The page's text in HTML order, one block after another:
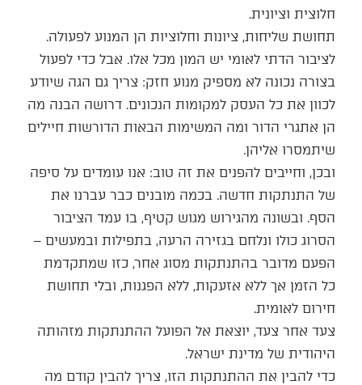
חלוצית וציונית.
תחושת שליחות, ציונות וחלוציות הן המנוע לפעולה.
לציבור הדתי לאומי יש המון מכל אלו. אבל כדי לפעול
בצורה נכונה לא מספיק מנוע חזק: צריך גם הגה שיודע
לכוון את כל העסק למקומות הנכונים. דרושה הבנה מה
הן אתגרי הדור ומה המשימות הבאות הדורשות חיילים
שיתמסרו אליהן.
ובכן, וחייבים להפנים את זה טוב: אנו עומדים על סיפה
של התנתקות חדשה. בכמה מובנים כבר עברנו את
הסף. ובשונה מהגירוש מגוש קטיף, בו עמד הציבור
הסרוג כולו ונלחם בגזירה הרעה, בתפילות ובמעשים –
הפעם מדובר בהתנתקות מסוג אחר, כזו שמתקדמת
כל הזמן אך ללא אזעקות, ללא הפגנות, ובלי תחושת
חירום לאומית.
צעד אחר צעד, יוצאת אל הפועל ההתנתקות מזהותה
היהודית של מדינת ישראל.
כדי להבין את ההתנתקות הזו, צריך להבין קודם מה